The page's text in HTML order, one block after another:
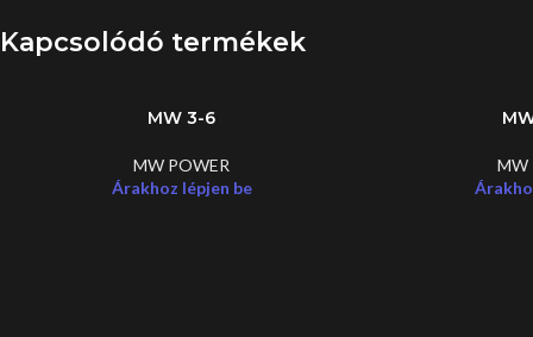
Kapcsolódó termékek
MW 3-6
MW POWER
Árakhoz lépjen be
MW